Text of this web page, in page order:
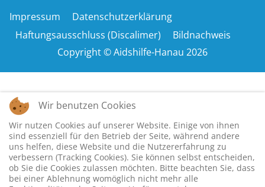
Impressum
Datenschutzerklärung
Haftungsausschluss (Discalimer)
Bildnachweis
Copyright © Aidshilfe-Hanau 2026
Wir benutzen Cookies
Wir nutzen Cookies auf unserer Website. Einige von ihnen
sind essenziell für den Betrieb der Seite, während andere
uns helfen, diese Website und die Nutzererfahrung zu
verbessern (Tracking Cookies). Sie können selbst entscheiden,
ob Sie die Cookies zulassen möchten. Bitte beachten Sie, dass
bei einer Ablehnung womöglich nicht mehr alle